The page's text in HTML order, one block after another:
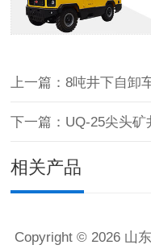
上一篇：8吨井下自卸
下一篇：UQ-25尖头矿
相关产品
Copyright © 2026 山